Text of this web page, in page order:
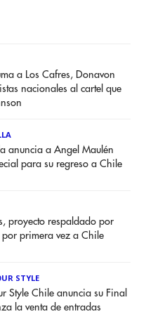
a Los Cafres, Donavon
nacionales al cartel que
anuncia a Angel Maulén
para su regreso a Chile
proyecto respaldado por
por primera vez a Chile
STYLE
Style Chile anuncia su Final
la venta de entradas